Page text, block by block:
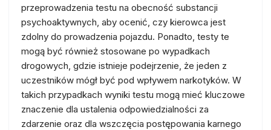
przeprowadzenia testu na obecność substancji
psychoaktywnych, aby ocenić, czy kierowca jest
zdolny do prowadzenia pojazdu. Ponadto, testy te
mogą być również stosowane po wypadkach
drogowych, gdzie istnieje podejrzenie, że jeden z
uczestników mógł być pod wpływem narkotyków. W
takich przypadkach wyniki testu mogą mieć kluczowe
znaczenie dla ustalenia odpowiedzialności za
zdarzenie oraz dla wszczęcia postępowania karnego